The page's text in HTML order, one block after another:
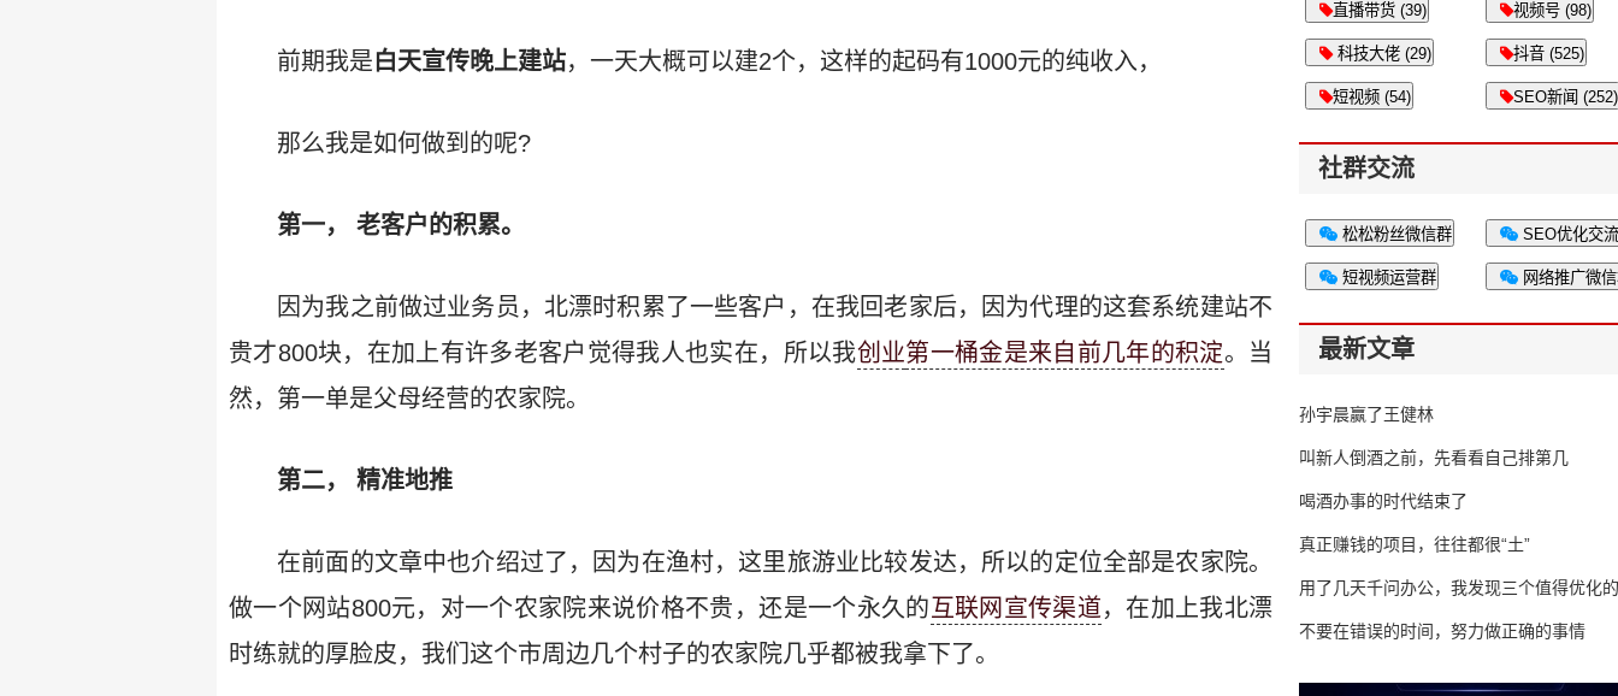
前期我是白天宣传晚上建站，一天大概可以建2个，这样的起码有1000元的纯收入，
那么我是如何做到的呢?
第一， 老客户的积累。
因为我之前做过业务员，北漂时积累了一些客户，在我回老家后，因为代理的这套系统建站不
贵才800块，在加上有许多老客户觉得我人也实在，所以我创业第一桶金是来自前几年的积淀。当
然，第一单是父母经营的农家院。
第二， 精准地推
在前面的文章中也介绍过了，因为在渔村，这里旅游业比较发达，所以的定位全部是农家院。
做一个网站800元，对一个农家院来说价格不贵，还是一个永久的 互联网宣传渠道，在加上我北漂
时练就的厚脸皮，我们这个市周边几个村子的农家院几乎都被我拿下了。
直播带货 (39) 视频号 (98)
科技大佬 (29) 抖音 (525)
短视频 (54) SEO新闻 (252)
社群交流
松松粉丝微信群 SEO优化交
短视频运营群 网络推广微
最新文章
孙宇晨赢了王健林
叫新人倒酒之前，先看看自己排第几
喝酒办事的时代结束了
真正赚钱的项目，往往都很“土”
用了几天千问办公，我发现三个值得优化
不要在错误的时间，努力做正确的事情